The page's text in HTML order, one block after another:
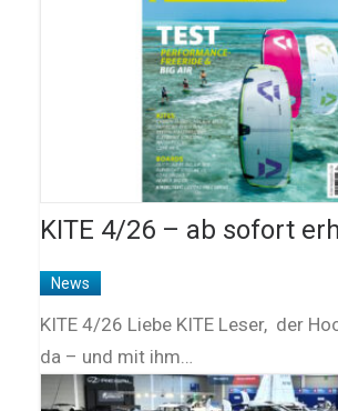
KITE 4/26 – ab sofort
News
KITE 4/26 Liebe KITE Leser, der
da – und mit ihm…